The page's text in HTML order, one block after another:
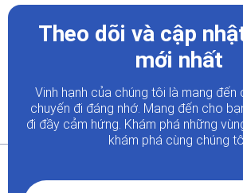
Theo dõi và cập
mới nhất
Vinh hạnh của chúng tôi là mang đến
chuyến đi đáng nhớ. Mang đến cho
đi đầy cảm hứng. Khám phá những
khám phá cùng chúng